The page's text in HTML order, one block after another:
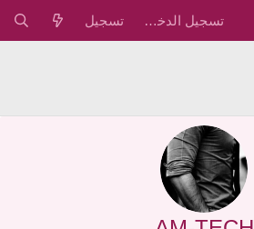
تسجيل الدخول تسجيل